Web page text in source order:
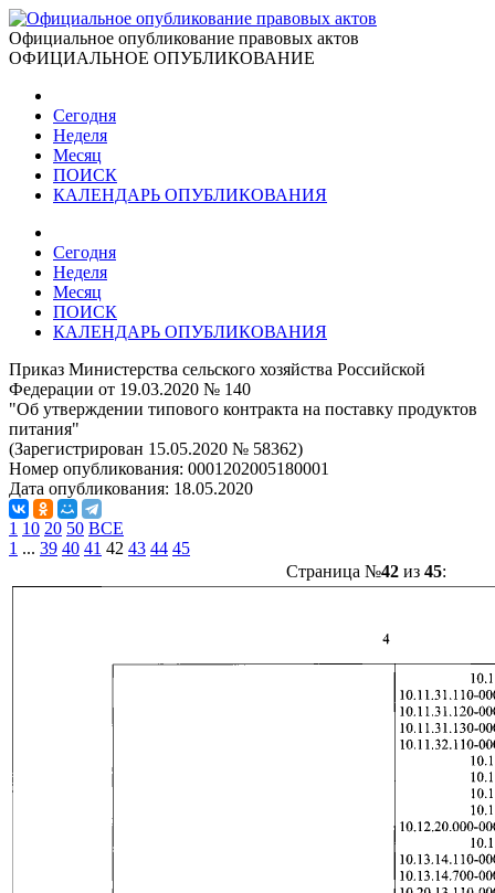
Официальное опубликование правовых актов
ОФИЦИАЛЬНОЕ ОПУБЛИКОВАНИЕ
Сегодня
Неделя
Месяц
ПОИСК
КАЛЕНДАРЬ ОПУБЛИКОВАНИЯ
Сегодня
Неделя
Месяц
ПОИСК
КАЛЕНДАРЬ ОПУБЛИКОВАНИЯ
Приказ Министерства сельского хозяйства Российской
Федерации от 19.03.2020 № 140
"Об утверждении типового контракта на поставку продуктов
питания"
(Зарегистрирован 15.05.2020 № 58362)
Номер опубликования: 0001202005180001
Дата опубликования: 18.05.2020
1 10 20 50 ВСЕ
1 ... 39 40 41 42 43 44 45
Страница №42из 45: